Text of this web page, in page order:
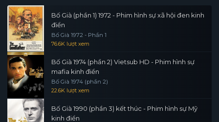
Bố Già (phần 1) 1972 - Phim hình sự xã hội đen kinh
điển
Bố Già 1972 - Phần 1
76.6K lượt xem
Bố Già 1974 (phần 2) Vietsub HD - Phim hình sự
mafia kinh điển
Bố Già 1974 (phần 2)
22.6K lượt xem
Bố Già 1990 (phần 3) kết thúc - Phim hình sự Mỹ
kinh điển